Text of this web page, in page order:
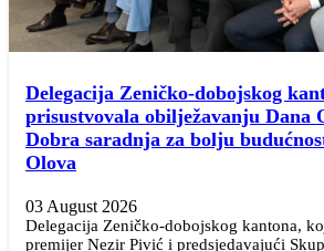
Delegacija Zeničko-dobojskog
prisustvovala obilježavanju Dana
Dobra saradnja za bolju
Olova
03 August 2026
Delegacija Zeničko-dobojskog kantona,
premijer Nezir Pivić i predsjedavajući